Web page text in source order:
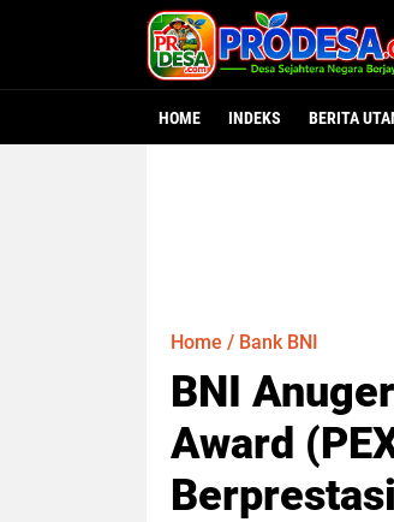
HOME INDEKS BERITA
Home / Bank BNI
BNI
Award
Berprestasi